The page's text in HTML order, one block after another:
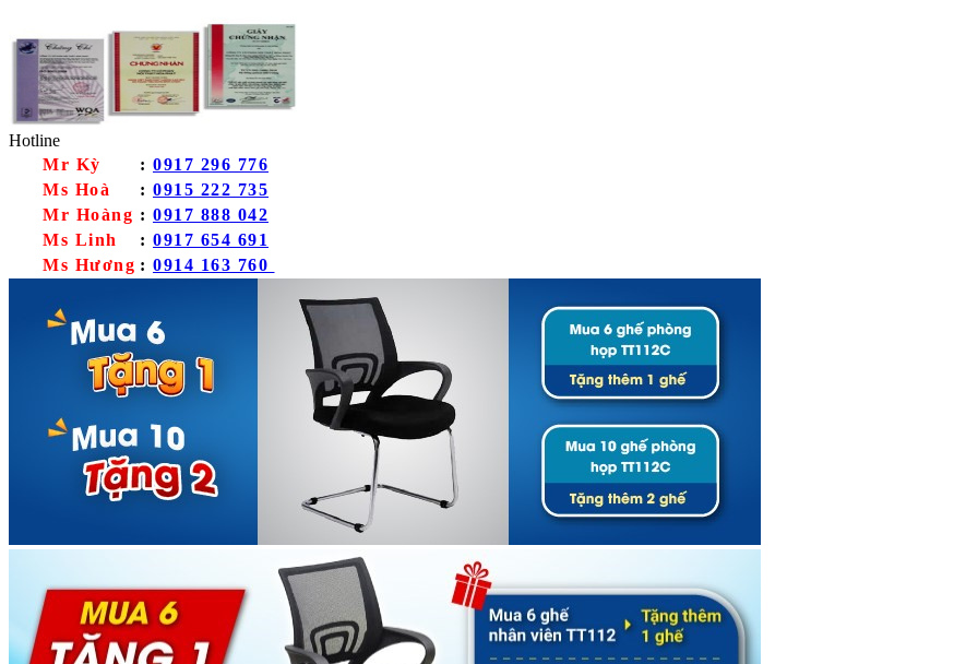
Hotline
Mr Kỳ
: 0917 296 776
Ms Hoà
: 0915 222 735
Mr Hoàng : 0917 888 042
Ms Linh
: 0917 654 691
Ms Hương : 0914 163 760